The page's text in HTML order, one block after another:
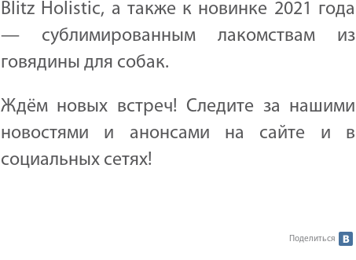
Blitz Holistic, а также к новинке 2021 года
— сублимированным лакомствам из
говядины для собак.
Ждём новых встреч! Следите за нашими
новостями и анонсами на сайте и в
социальных сетях!
Поделиться